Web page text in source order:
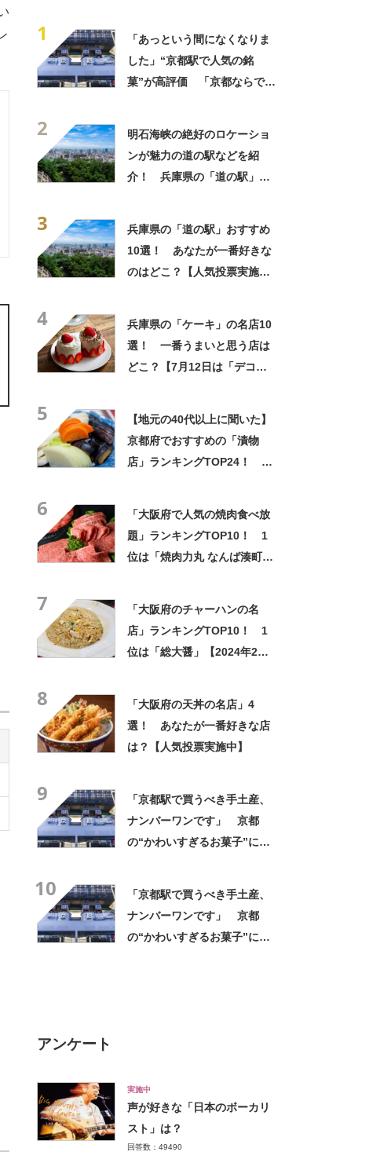
1
「あっという間になくなりま
した」“京都駅で人気の銘
菓”が高評価 「京都ならでは
2
明石海峡の絶好のロケーショ
ンが魅力の道の駅などを紹
介！ 兵庫県の「道の駅」お
3
兵庫県の「道の駅」おすすめ
10選！ あなたが一番好きな
のはどこ？【人気投票実施
4
兵庫県の「ケーキ」の名店10
選！ 一番うまいと思う店は
どこ？【7月12日は「デコレ
5
【地元の40代以上に聞いた】
京都府でおすすめの「漬物
店」ランキングTOP24！ 第
6
「大阪府で人気の焼肉食べ放
題」ランキングTOP10！ 1
位は「焼肉力丸 なんば湊町
7
「大阪府のチャーハンの名
店」ランキングTOP10！ 1
位は「総大醤」【2024年2月3
8
「大阪府の天丼の名店」4
選！ あなたが一番好きな店
は？【人気投票実施中】
9
「京都駅で買うべき手土産、
ナンバーワンです」 京都
の“かわいすぎるお菓子”に反
10
「京都駅で買うべき手土産、
ナンバーワンです」 京都
の“かわいすぎるお菓子”に反
アンケート
実施中
声が好きな「日本のボーカリ
スト」は？
回答数：49490